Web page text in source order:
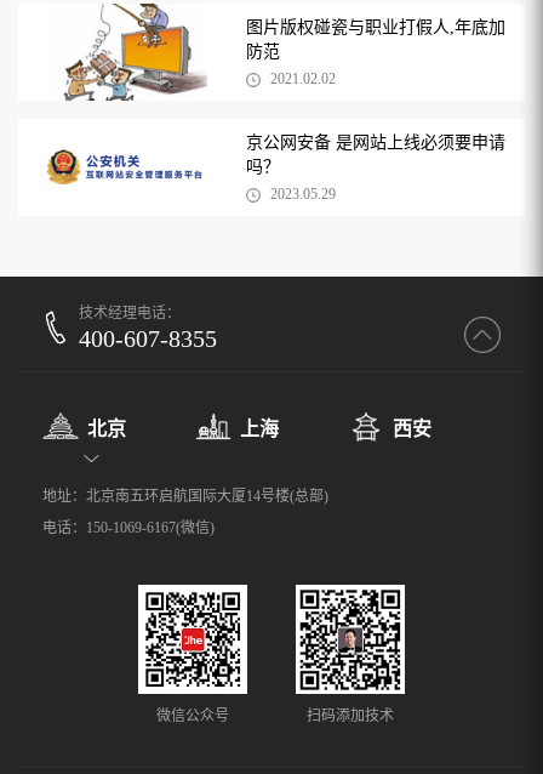
图片版权碰瓷与职业打假人,年底加
防范
2021.02.02
京公网安备 是网站上线必须要申请
吗？
2023.05.29
技术经理电话：
400-607-8355
北京 上海 西安
地址：北京南五环启航国际大厦14号楼(总部)
电话：150-1069-6167(微信)
微信公众号 扫码添加技术